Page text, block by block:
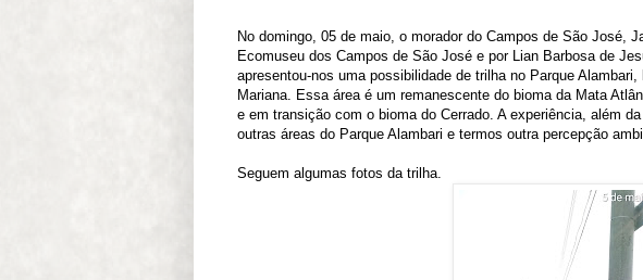
No domingo, 05 de maio, o morador do Campos de São José,
Ecomuseu dos Campos de São José e por Lian Barbosa de
apresentou-nos uma possibilidade de trilha no Parque
Mariana. Essa área é um remanescente do bioma da Mata
e em transição com o bioma do Cerrado. A experiência, além
outras áreas do Parque Alambari e termos outra percepção
Seguem algumas fotos da trilha.